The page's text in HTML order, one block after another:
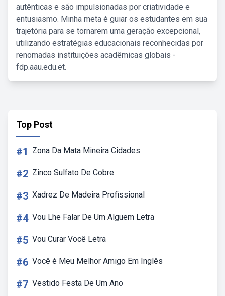
autênticas e são impulsionadas por criatividade e
entusiasmo. Minha meta é guiar os estudantes em sua
trajetória para se tornarem uma geração excepcional,
utilizando estratégias educacionais reconhecidas por
renomadas instituições acadêmicas globais -
fdp.aau.edu.et.
Top Post
#1 Zona Da Mata Mineira Cidades
#2 Zinco Sulfato De Cobre
#3 Xadrez De Madeira Profissional
#4 Vou Lhe Falar De Um Alguem Letra
#5 Vou Curar Você Letra
#6 Você é Meu Melhor Amigo Em Inglês
#7 Vestido Festa De Um Ano